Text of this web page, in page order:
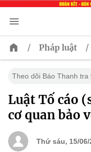
/ Pháp luật /
Theo dõi Báo Thanh tra
Luật Tố cáo
cơ quan bảo
Thứ sáu, 15/06/